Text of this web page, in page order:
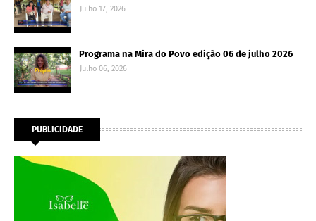
Julho 17, 2026
Programa na Mira do Povo edição 06 de julho 2026
Julho 06, 2026
PUBLICIDADE